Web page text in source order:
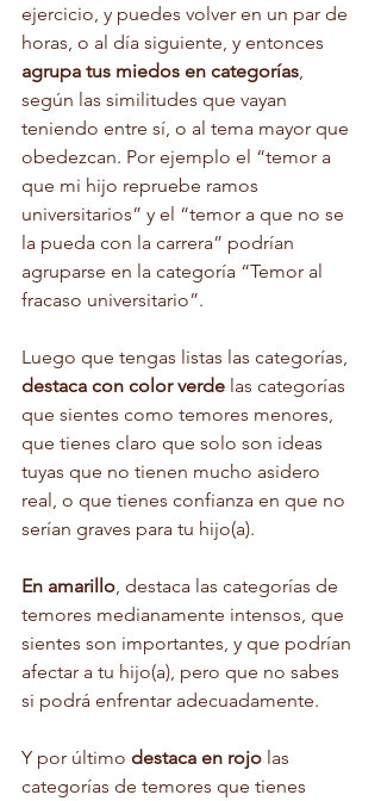
ejercicio, y puedes volver en un par de
horas, o al día siguiente, y entonces
agrupa tus miedos en categorías
según las similitudes que vayan
teniendo entre sí, o al tema mayor que
obedezcan. Por ejemplo el “temor a
que mi hijo repruebe ramos
universitarios” y el “temor a que no se
la pueda con la carrera” podrían
agruparse en la categoría “Temor al
fracaso universitario”.
Luego que tengas listas las categorías,
destaca con color verde las categorías
que sientes como temores menores,
que tienes claro que solo son ideas
tuyas que no tienen mucho asidero
real, o que tienes confianza en que no
serían graves para tu hijo(a).
En amarillo , destaca las categorías de
temores medianamente intensos, que
sientes son importantes, y que podrían
afectar a tu hijo(a), pero que no sabes
si podrá enfrentar adecuadamente.
Y por último destaca en rojo las
categorías de temores que tienes